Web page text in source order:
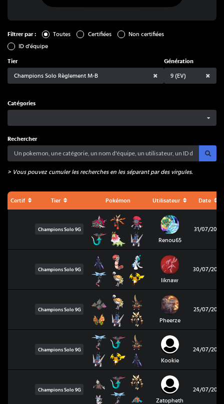
Filtrer par: Toutes Certifiées Non certifiées
ID d'équipe
Tier
Champions Solo Règlement M-B
Génération
9 (EV)
Catégories
Rechercher
> Vous pouvez cumuler les recherches en les séparant par des virgules.
Certif Tier Pokémon Utilisateur Date
Champions Solo 9G
Renou65
31/07/2026
Champions Solo 9G
liknaw
30/07/2026
Champions Solo 9G
Pheerze
25/07/2026
Champions Solo 9G
Kookie
24/07/2026
Champions Solo 9G
Zatopheth
24/07/2026